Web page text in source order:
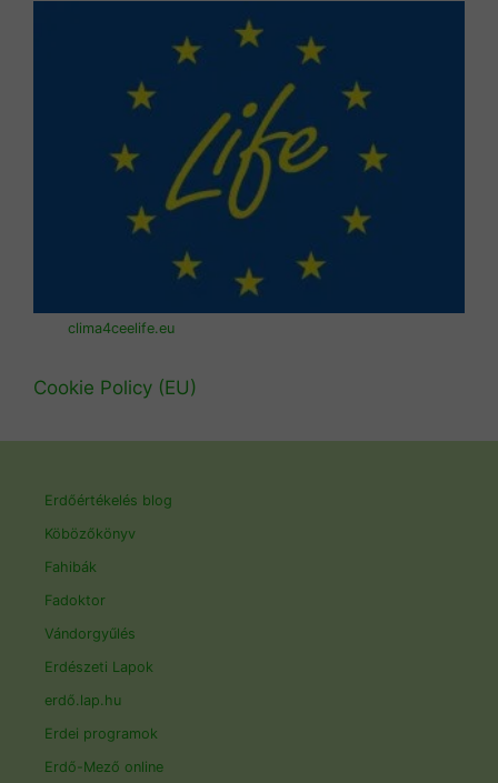
clima4ceelife.eu
Cookie Policy (EU)
Erdőértékelés blog
Köbözőkönyv
Fahibák
Fadoktor
Vándorgyűlés
Erdészeti Lapok
erdő.lap.hu
Erdei programok
Erdő-Mező online